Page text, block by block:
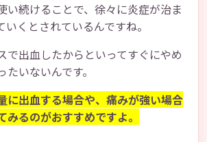
い続けることで、徐々に炎症が治ま
いくとされているんですね。
で出血したからといってすぐにやめ
いないんです。
に出血する場合や、痛みが強い場合
みるのがおすすめですよ。